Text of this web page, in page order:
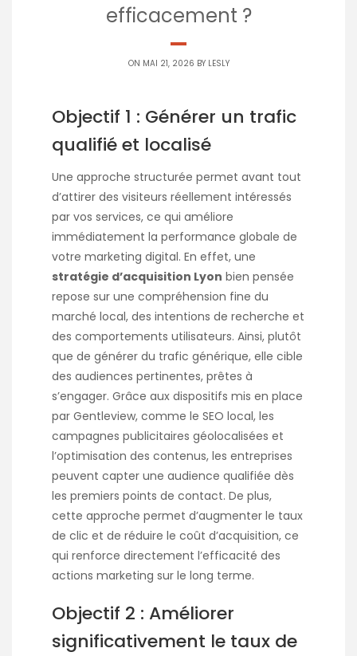
efficacement ?
ON MAI 21, 2026 BY LESLY
Objectif 1 : Générer un trafic
qualifié et localisé
Une approche structurée permet avant tout
d’attirer des visiteurs réellement intéressés
par vos services, ce qui améliore
immédiatement la performance globale de
votre marketing digital. En effet, une
stratégie d’acquisition Lyon bien pensée
repose sur une compréhension fine du
marché local, des intentions de recherche et
des comportements utilisateurs. Ainsi, plutôt
que de générer du trafic générique, elle cible
des audiences pertinentes, prêtes à
s’engager. Grâce aux dispositifs mis en place
par Gentleview, comme le SEO local, les
campagnes publicitaires géolocalisées et
l’optimisation des contenus, les entreprises
peuvent capter une audience qualifiée dès
les premiers points de contact. De plus,
cette approche permet d’augmenter le taux
de clic et de réduire le coût d’acquisition, ce
qui renforce directement l’efficacité des
actions marketing sur le long terme.
Objectif 2 : Améliorer
significativement le taux de